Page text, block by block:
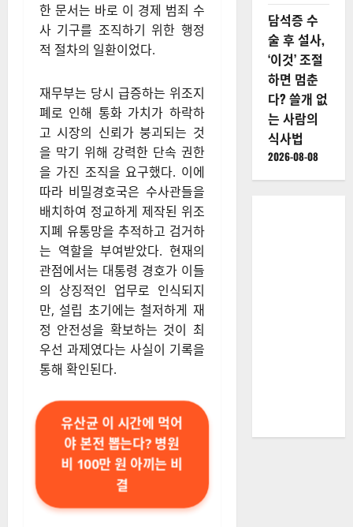
한 문서는 바로 이 경제 범죄 수
사 기구를 조직하기 위한 행정
적 절차의 일환이었다.
재무부는 당시 급증하는 위조지
폐로 인해 통화 가치가 하락하
고 시장의 신뢰가 붕괴되는 것
을 막기 위해 강력한 단속 권한
을 가진 조직을 요구했다. 이에
따라 비밀경호국은 수사관들을
배치하여 정교하게 제작된 위조
지폐 유통망을 추적하고 검거하
는 역할을 부여받았다. 현재의
관점에서는 대통령 경호가 이들
의 상징적인 업무로 인식되지
만, 설립 초기에는 철저하게 재
정 안전성을 확보하는 것이 최
우선 과제였다는 사실이 기록을
통해 확인된다.
유산균 이 시간에 먹어
야 본전 뽑는다? 병원
비 100만 원 아끼는 비
결
담석증 수
술 후 설사,
‘이것’ 조절
하면 멈춘
다? 쓸개 없
는 사람의
식사법
2026-08-08